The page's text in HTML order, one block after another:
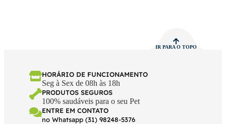
IR PARA O TOPO
HORÁRIO DE FUNCIONAMENTO
Seg à Sex de 08h às 18h
PRODUTOS SEGUROS
100% saudáveis para o seu Pet
ENTRE EM CONTATO
no Whatsapp (31) 98248-5376